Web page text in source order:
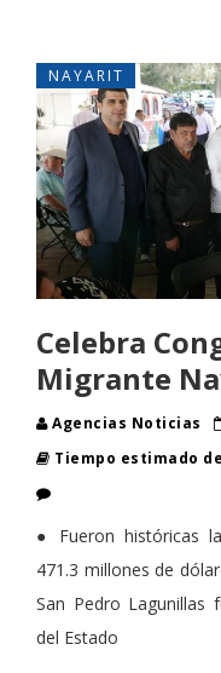
NAYARIT
Celebra
Migrante
Agencias Noticias
Tiempo estimado
● Fueron históricas
471.3 millones de
San Pedro Lagunillas
del Estado